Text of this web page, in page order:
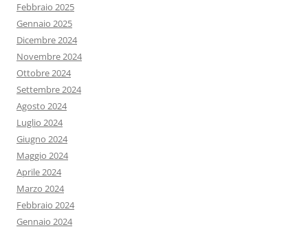
Febbraio 2025
Gennaio 2025
Dicembre 2024
Novembre 2024
Ottobre 2024
Settembre 2024
Agosto 2024
Luglio 2024
Giugno 2024
Maggio 2024
Aprile 2024
Marzo 2024
Febbraio 2024
Gennaio 2024